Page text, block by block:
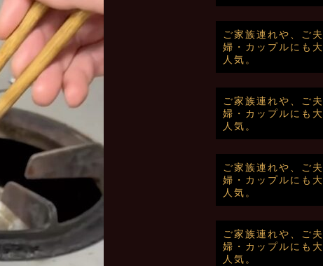
ご家族連れや、ご夫
婦・カップルにも大
人気。
ご家族連れや、ご夫
婦・カップルにも大
人気。
ご家族連れや、ご夫
婦・カップルにも大
人気。
ご家族連れや、ご夫
婦・カップルにも大
人気。